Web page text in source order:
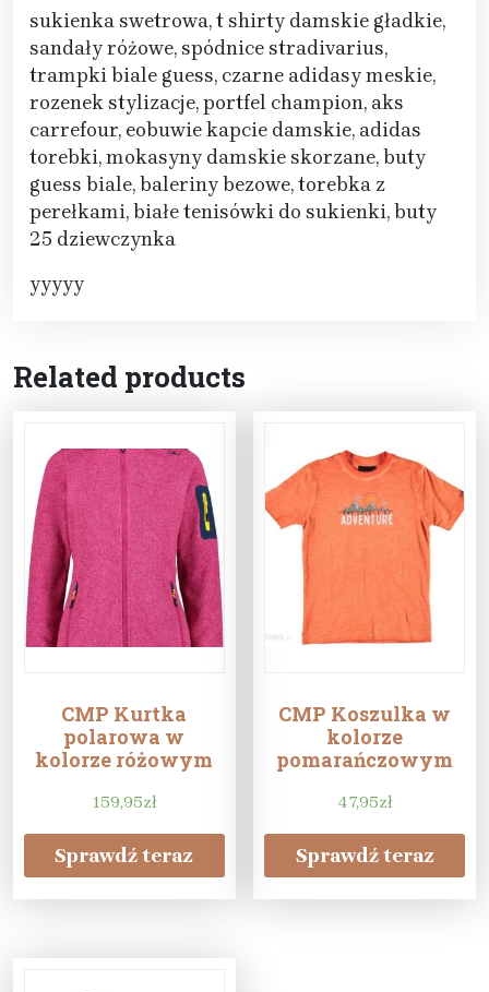
sukienka swetrowa, t shirty damskie gładkie,
sandały różowe, spódnice stradivarius,
trampki biale guess, czarne adidasy meskie,
rozenek stylizacje, portfel champion, aks
carrefour, eobuwie kapcie damskie, adidas
torebki, mokasyny damskie skorzane, buty
guess biale, baleriny bezowe, torebka z
perełkami, białe tenisówki do sukienki, buty
25 dziewczynka
yyyyy
Related products
CMP Kurtka
polarowa w
kolorze różowym
159,95zł
Sprawdź teraz
CMP Koszulka w
kolorze
pomarańczowym
47,95zł
Sprawdź teraz